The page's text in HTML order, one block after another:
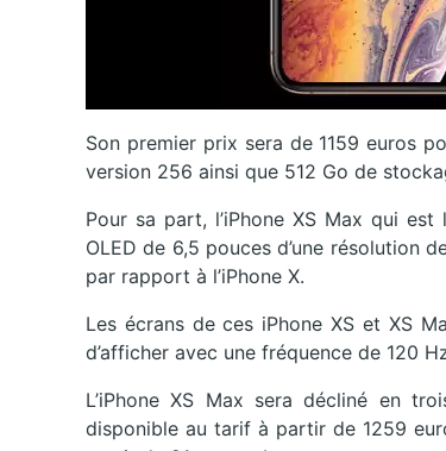
Son premier prix sera de 1159 euros
version 256 ainsi que 512 Go de
Pour sa part, l’iPhone XS Max qui
OLED de 6,5 pouces d’une résolution
par rapport à l’iPhone X.
Les écrans de ces iPhone XS et XS
d’afficher avec une fréquence de 120
L’iPhone XS Max sera décliné en
disponible au tarif à partir de 1259